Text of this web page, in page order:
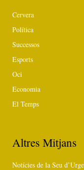
Cervera
Política
Successos
Esports
Oci
Economia
El Temps
Altres Mitjans
Notícies de la Seu